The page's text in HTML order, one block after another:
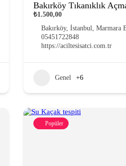
Bakırköy Tıkanıklık
₺1.500,00
Bakırköy, İstanbul, Marmara
05451722848
https://aciltesisatci.com.tr
Genel +6
Popüler